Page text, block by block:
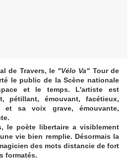
de Travers, le "Vélo Va" Tour de
le public de la Scène nationale
et le temps. L'artiste est
pétillant, émouvant, facétieux,
et sa voix grave, émouvante,
.
le poète libertaire a visiblement
vie bien remplie. Désormais la
des mots distancie de fort
formatés.